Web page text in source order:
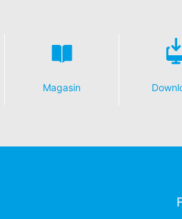
Magasin